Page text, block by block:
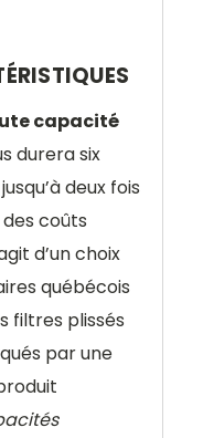
capacité
durera six
deux fois
coûts
d’un choix
québécois
filtres plissés
par une